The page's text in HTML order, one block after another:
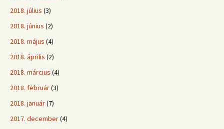
2018. július (3)
2018. június (2)
2018. május (4)
2018. április (2)
2018. március (4)
2018. február(3)
2018. január(7)
2017. december(4)